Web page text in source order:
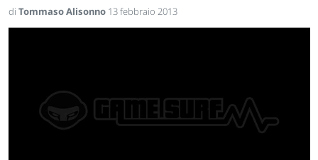
di Tommaso Alisonno 13 febbraio 2013